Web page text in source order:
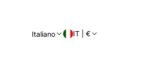
Italiano IT | €